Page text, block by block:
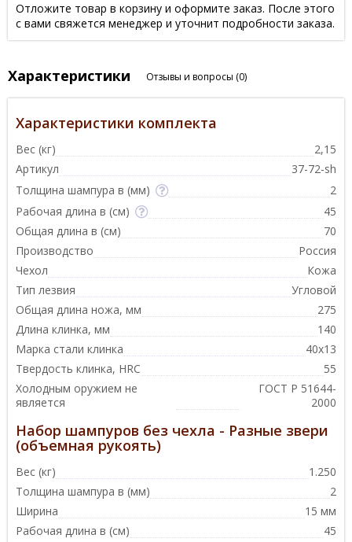
Отложите товар в корзину и оформите заказ. После этого
с вами свяжется менеджер и уточнит подробности заказа.
Характеристики Отзывы и вопросы (0)
Характеристики комплекта
Вес (кг)
2,15
Артикул
37-72-sh
Толщина шампура в (мм)
2
Рабочая длина в (см)
45
Общая длина в (см)
70
Производство
Россия
Чехол
Кожа
Тип лезвия
Угловой
Общая длина ножа, мм
275
Длина клинка, мм
140
Марка стали клинка
40х13
Твердость клинка, HRC
55
Холодным оружием не
является
ГОСТ Р 51644-
2000
Набор шампуров без чехла - Разные звери
(объемная рукоять)
Вес (кг)
1.250
Толщина шампура в (мм)
2
Ширина
15 мм
Рабочая длина в (см)
45